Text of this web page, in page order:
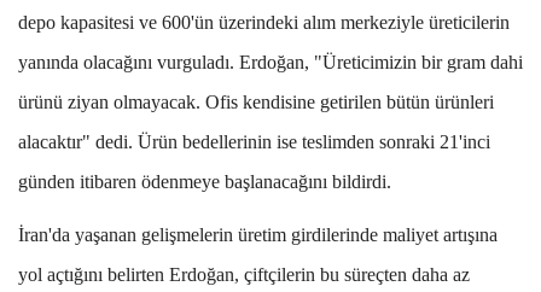
depo kapasitesi ve 600'ün üzerindeki alım merkeziyle üreticilerin
yanında olacağını vurguladı. Erdoğan, "Üreticimizin bir gram dahi
ürünü ziyan olmayacak. Ofis kendisine getirilen bütün ürünleri
alacaktır" dedi. Ürün bedellerinin ise teslimden sonraki 21'inci
günden itibaren ödenmeye başlanacağını bildirdi.
İran'da yaşanan gelişmelerin üretim girdilerinde maliyet artışına
yol açtığını belirten Erdoğan, çiftçilerin bu süreçten daha az